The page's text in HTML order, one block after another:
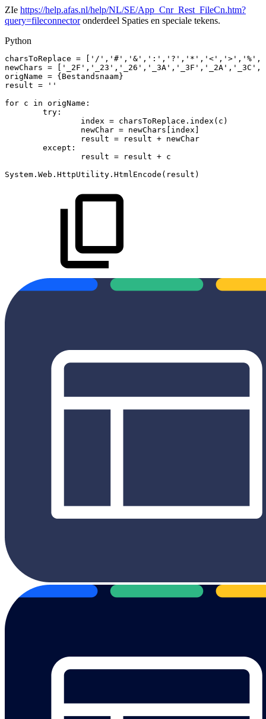
ZIe https://help.afas.nl/help/NL/SE/App_Cnr_Rest_FileCn.htm?
query=fileconnectoronderdeel Spaties en speciale tekens.
Python
charsToReplace = [ '/' , '#' , '&' , ':' , '?' , '*' , '<' , '>' , '%' ,
newChars = [ '_2F' , '_23' , '_26' , '_3A' , '_3F' , '_2A' , '_3C' ,
origName = {Bestandsnaam}
result =
''
for c in origName :
try :
index = charsToReplace . index ( c )
newChar = newChars [ index ]
result = result + newChar
except :
result = result + c
System . Web . HttpUtility . HtmlEncode ( result )